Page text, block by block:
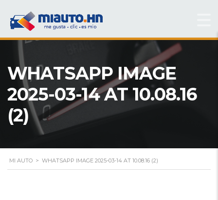
WHATSAPP IMAGE
2025-03-14 AT 10.08.16
(2)
MI AUTO > WHATSAPP IMAGE 2025-03-14 AT 10.08.16 (2)